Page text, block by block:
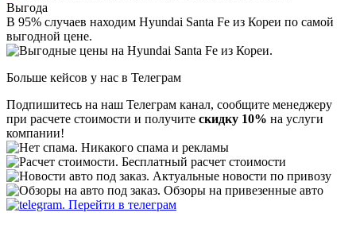
Выгода
В 95% случаев находим Hyundai Santa Fe из Кореи по самой
выгодной цене.
Больше кейсов у нас в Телеграм
Подпишитесь на наш Телеграм канал, сообщите менеджеру
при расчете стоимости и получите скидку 10% на услуги
компании!
Никакого спама и рекламы
Бесплатный расчет стоимости
Актуальные новости по привозу
Обзоры на привезенные авто
Перейти в телеграм